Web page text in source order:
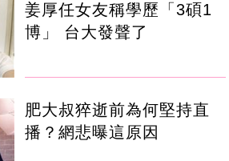
姜厚任女友稱學歷「3碩1
博」 台大發聲了
肥大叔猝逝前為何堅持直
播？網悲曝這原因